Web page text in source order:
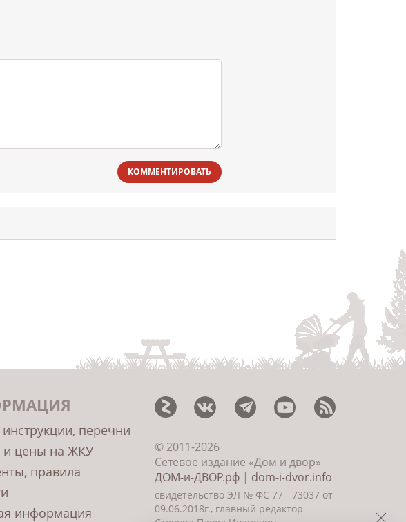
КОММЕНТИРОВАТЬ
перечни
цены на ЖКУ
правила
информация
© 2011-2026
Сетевое издание «Дом и двор»
ДОМ-и-ДВОР.рф| dom-i-dvor.info
свидетельство ЭЛ № ФС 77 - 73037 от
09.06.2018г., главный редактор